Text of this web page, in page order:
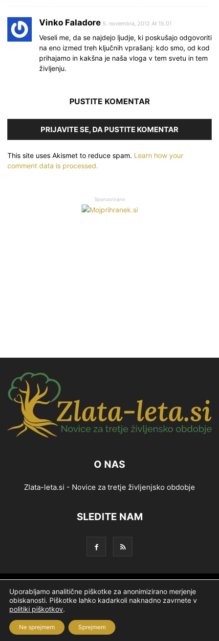
Vinko Faladore 5. novembra, 2012 At 15.01
Veseli me, da se najdejo ljudje, ki poskušajo odgovoriti
na eno izmed treh ključnih vprašanj: kdo smo, od kod
prihajamo in kakšna je naša vloga v tem svetu in tem
življenju.
PUSTITE KOMENTAR
PRIJAVITE SE, DA PUSTITE KOMENTAR
This site uses Akismet to reduce spam. Learn how your
comment data is processed.
Sponzorirano
O NAS
Zlata-leta.si - Novice za tretje življenjsko obdobje
SLEDITE NAM
Splošni pogoji Piškotki Politika zasebnosti
Oglaševanje Partnerji Ekipa Logotip O podjetju
© Nevtron & Company, d. o. o.
Uporabljamo analitične piškotke za anonimizirano merjenje
obiskanosti. Piškotke lahko kadarkoli naknadno zavrnete v
politiki piškotkov.
Sprejmem
Ne sprejmem